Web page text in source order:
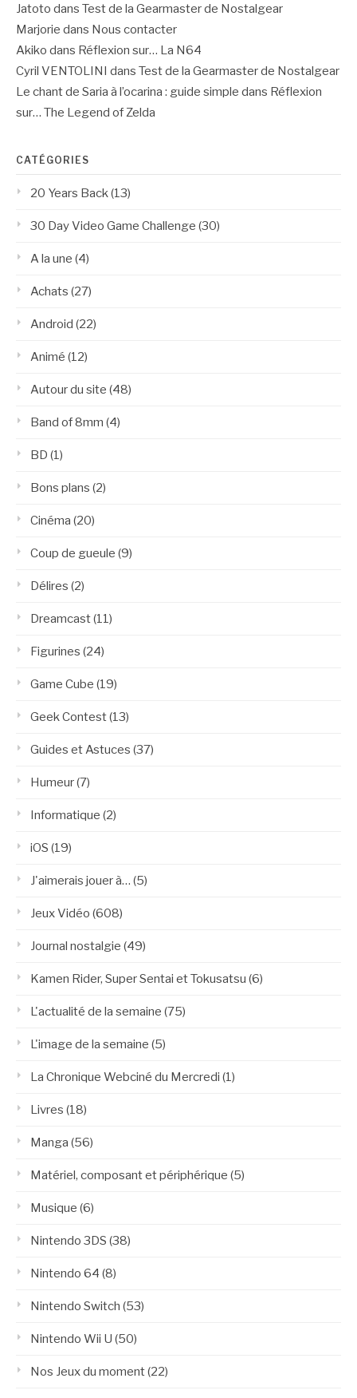
Jatoto dans Test de la Gearmaster de Nostalgear
Marjorie dans Nous contacter
Akiko dans Réflexion sur… La N64
Cyril VENTOLINI dans Test de la Gearmaster de Nostalgear
Le chant de Saria à l’ocarina : guide simple dans Réflexion
sur… The Legend of Zelda
CATÉGORIES
20 Years Back(13)
30 Day Video Game Challenge (30)
A la une (4)
Achats (27)
Android (22)
Animé (12)
Autour du site (48)
Band of 8mm (4)
BD (1)
Bons plans (2)
Cinéma (20)
Coup de gueule (9)
Délires (2)
Dreamcast(11)
Figurines (24)
Game Cube (19)
Geek Contest(13)
Guides et Astuces (37)
Humeur(7)
Informatique (2)
iOS (19)
J'aimerais jouer à… (5)
Jeux Vidéo (608)
Journal nostalgie (49)
Kamen Rider, Super Sentai et Tokusatsu (6)
L'actualité de la semaine (75)
L'image de la semaine (5)
La Chronique Webciné du Mercredi (1)
Livres (18)
Manga (56)
Matériel, composant et périphérique (5)
Musique (6)
Nintendo 3DS (38)
Nintendo 64 (8)
Nintendo Switch (53)
Nintendo Wii U (50)
Nos Jeux du moment(22)